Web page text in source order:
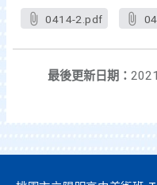
0414-2.pdf
最後更新日期：